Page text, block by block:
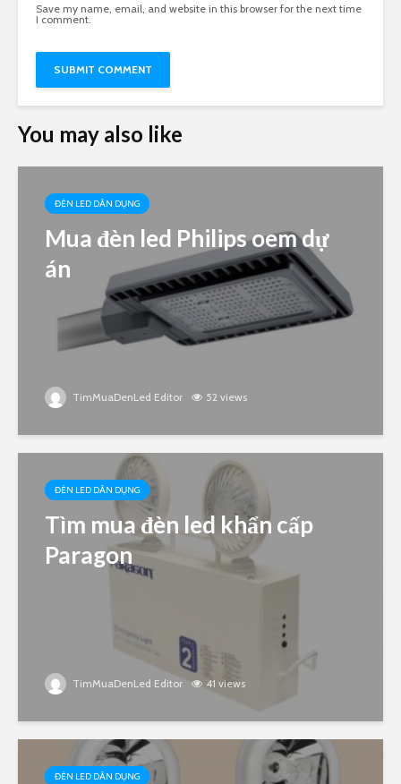
Save my name, email, and website in this browser for the next time
I comment.
You may also like
ĐÈN LED DÂN DỤNG
Mua đèn led Philips oem dự
án
TimMuaDenLed Editor 52 views
ĐÈN LED DÂN DỤNG
Tìm mua đèn led khẩn cấp
Paragon
TimMuaDenLed Editor 41 views
ĐÈN LED DÂN DỤNG